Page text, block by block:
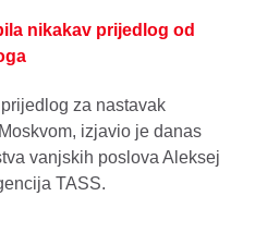
nikakav prijedlog od
za nastavak
izjavio je danas
vanjskih poslova Aleksej
TASS.